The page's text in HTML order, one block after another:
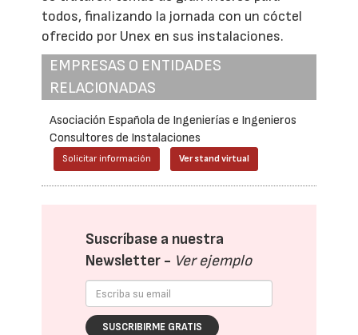
todos, finalizando la jornada con un cóctel
ofrecido por Unex en sus instalaciones.
EMPRESAS O ENTIDADES
RELACIONADAS
Asociación Española de Ingenierías e Ingenieros
Consultores de Instalaciones
Solicitar información Ver stand virtual
Suscríbase a nuestra
Newsletter - Ver ejemplo
SUSCRIBIRME GRATIS